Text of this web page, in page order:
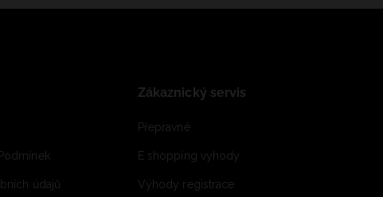
údajů
Zákaznický servis
Přepravné
E shopping vyhody
Výhody registrace